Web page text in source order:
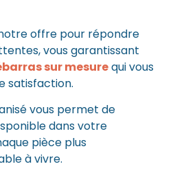
offre pour répondre
vous garantissant
sur mesurequi vous
satisfaction.
vous permet de
dans votre
pièce plus
à vivre.